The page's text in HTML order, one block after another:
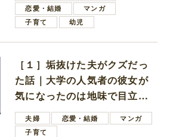
恋愛・結婚
マンガ
子育て
幼児
［１］垢抜けた夫がクズだっ
た話｜大学の人気者の彼女が
気になったのは地味で目立た
ない男子学生
夫婦 恋愛・結婚
マンガ
子育て